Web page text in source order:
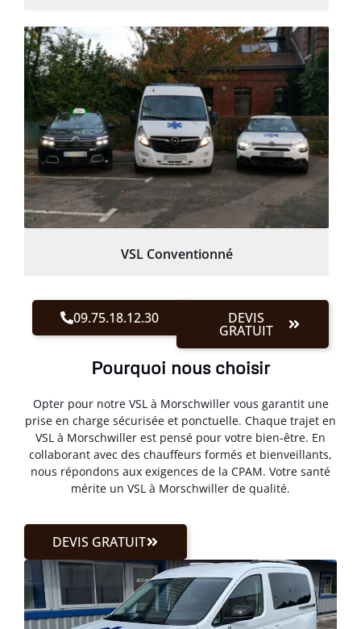
VSL Conventionné
09.75.18.12.30 DEVIS
GRATUIT
Pourquoi nous choisir
Opter pour notre VSL à Morschwiller vous garantit une
prise en charge sécurisée et ponctuelle. Chaque trajet en
VSL à Morschwiller est pensé pour votre bien-être. En
collaborant avec des chauffeurs formés et bienveillants,
nous répondons aux exigences de la CPAM. Votre santé
mérite un VSL à Morschwiller de qualité.
DEVIS GRATUIT